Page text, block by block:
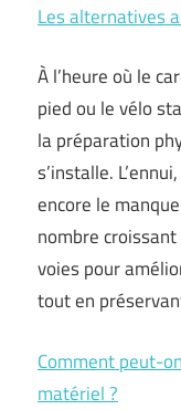
Les alternatives
À l’heure où le
pied ou le vélo
la préparation
s’installe.
encore le
nombre
voies pour
tout en
Comment peut-
matériel ?